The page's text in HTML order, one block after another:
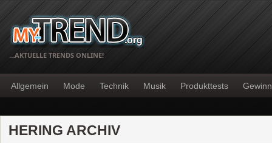
…AKTUELLE TRENDS ONLINE!
Allgemein Mode Technik Musik Produkttests
HERING ARCHIV